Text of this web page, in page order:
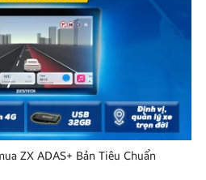
ZX ADAS+ Bản Tiêu Chuẩn